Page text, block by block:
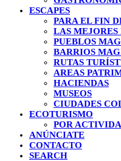
ESCAPES
PARA EL FIN
LAS
PUEBLOS
BARRIOS
RUTAS
AREAS
HACIENDAS
MUSEOS
CIUDADES
ECOTURISMO
POR
ANÚNCIATE
CONTACTO
SEARCH